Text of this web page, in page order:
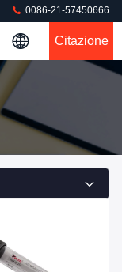
0086-21-57450666
Citazione